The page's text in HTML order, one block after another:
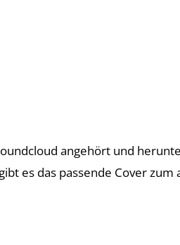
angehört und
es das passende Cover zum